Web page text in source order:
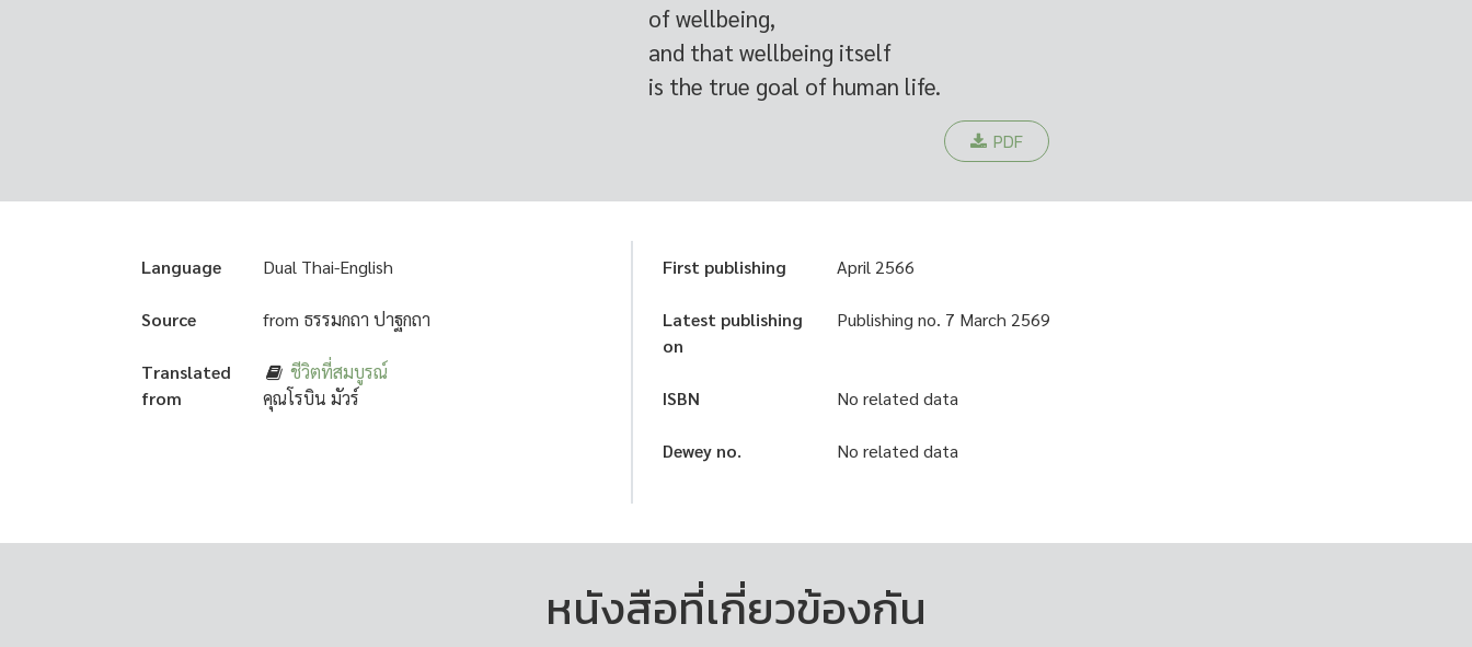
of wellbeing,
and that wellbeing itself
is the true goal of human life.
PDF
Language Dual Thai-English
Source from ธรรมกถา ปาฐกถา
Translated
from
ชีวิตที่สมบูรณ์
คุณโรบิน มัวร์
First publishing April 2566
Latest publishing
on
Publishing no. 7 March 2569
ISBN No related data
Dewey no. No related data
หนังสือที่เกี่ยวข้องกัน